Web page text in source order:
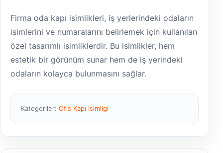
Firma oda kapı isimlikleri, iş yerlerindeki odaların
isimlerini ve numaralarını belirlemek için kullanılan
özel tasarımlı isimliklerdir. Bu isimlikler, hem
estetik bir görünüm sunar hem de iş yerindeki
odaların kolayca bulunmasını sağlar.
Kategoriler: Ofis Kapı İsimligi